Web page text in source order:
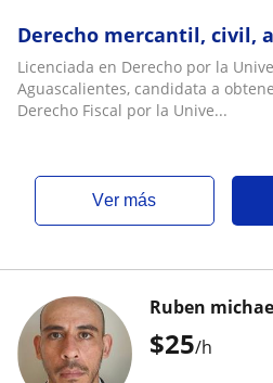
Derecho mercantil, civil,
Licenciada en Derecho por la
Aguascalientes, candidata a
Derecho Fiscal por la Unive...
ver más
$25/h
Ruben